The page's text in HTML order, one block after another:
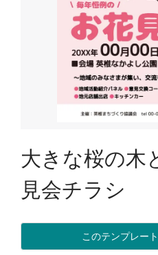
大きな桜の木
見会チラシ
このテンプレー